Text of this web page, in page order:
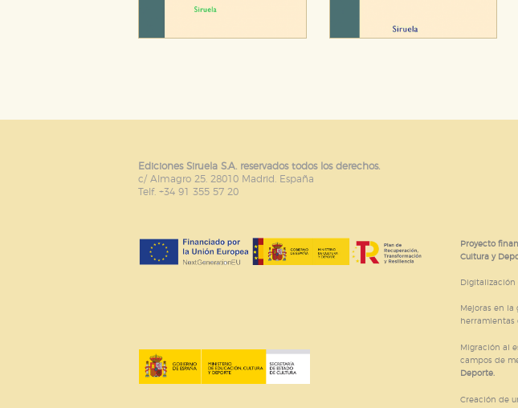
Ediciones Siruela S.A. reservados todos los derechos.
c/ Almagro 25. 28010 Madrid. España
Telf. +34 91 355 57 20
Proyecto
Cultura y
Mejoras en
herramientas
Migración al
campos de
Deporte.
Creación de